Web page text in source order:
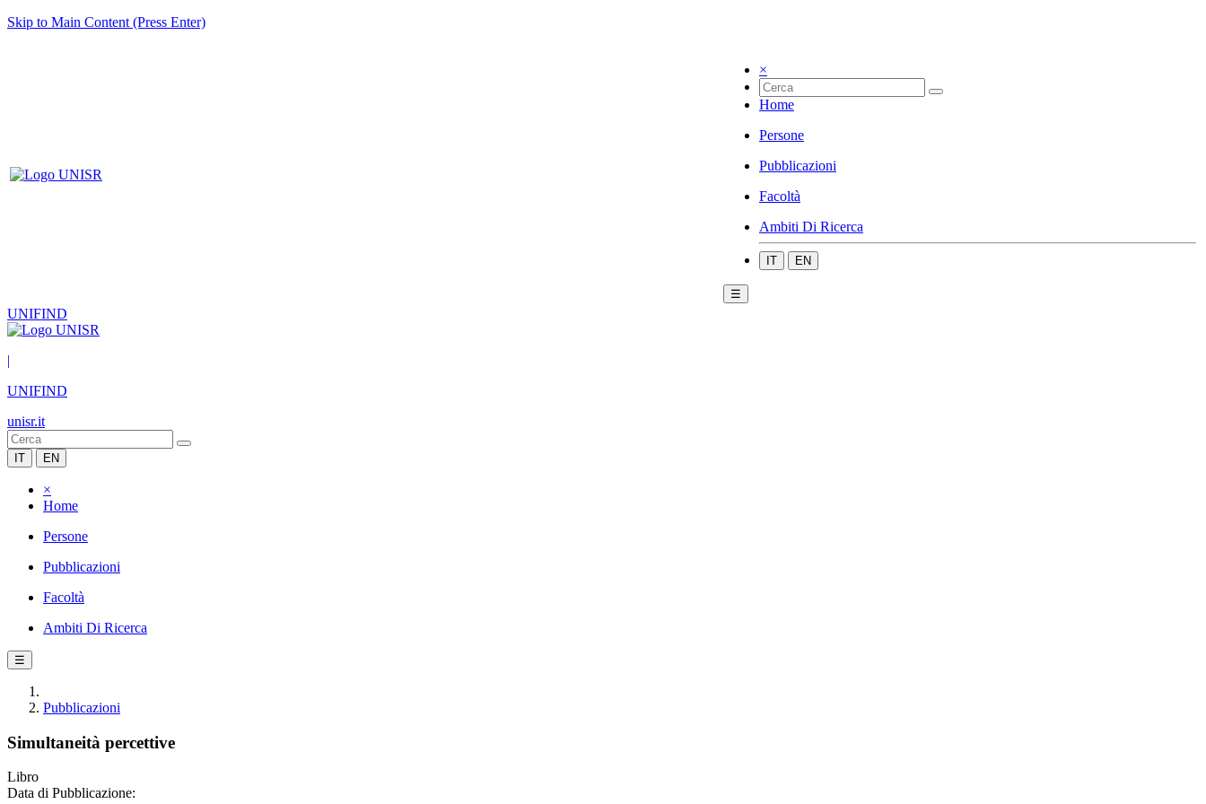
Skip to Main Content (Press Enter)
×
Home
Persone
Pubblicazioni
Facoltà
Ambiti Di Ricerca
IT EN
☰
UNIFIND
|
UNIFIND
unisr.it
IT EN
×
Home
Persone
Pubblicazioni
Facoltà
Ambiti Di Ricerca
☰
Pubblicazioni
Simultaneità percettive
Libro
Data di Pubblicazione: